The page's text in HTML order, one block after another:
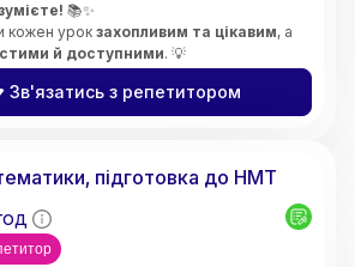
📚✨
кожен урок захопливим та цікавим, а
й доступними. 💡
логічного мислення. 🧠🔍
, підтримую та мотивую учнів,
Зв'язатись з репетитором
підготовка до НМТ